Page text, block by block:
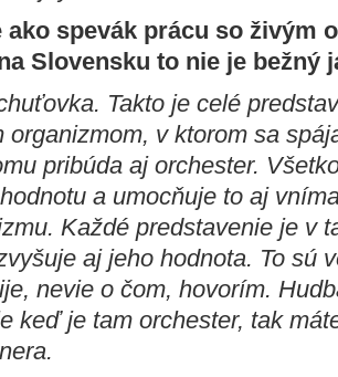
ako spevák prácu so živým
Slovensku to nie je bežný
Takto je celé
organizmom, v ktorom sa
pribúda aj orchester.
a umocňuje to aj
Každé predstavenie je v
aj jeho hodnota. To sú
nevie o čom, hovorím.
keď je tam orchester, tak